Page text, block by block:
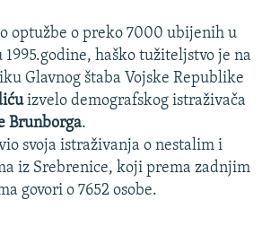
U BIH
optužbe o preko 7000 ubijenih u
haško tužiteljstvo je na
Glavnog štaba Vojske Republike
izvelo demografskog istraživača
Brunborga.
svoja istraživanja o nestalim i
iz Srebrenice, koji prema zadnjim
govori o 7652 osobe.